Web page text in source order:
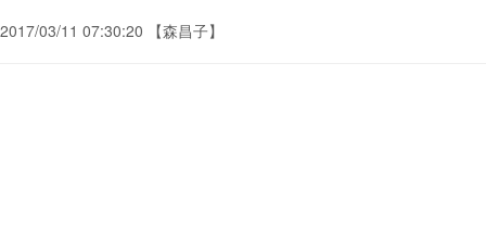
2017/03/11 07:30:20 【森昌子】